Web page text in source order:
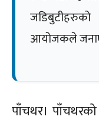
आयोजकले
पाँचथर।